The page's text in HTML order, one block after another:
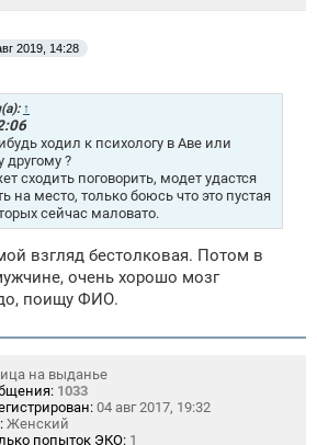
2019, 14:28
↑
ходил к психологу в Аве или
другому ?
сходить поговорить, модет удастся
на место, только боюсь что это пустая
сейчас маловато.
взгляд бестолковая. Потом в
очень хорошо мозг
поищу ФИО.
на выданье
1033
04 авг 2017, 19:32
Женский
попыток ЭКО: 1